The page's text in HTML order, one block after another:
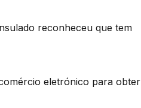
reconheceu que tem
eletrónico para obter